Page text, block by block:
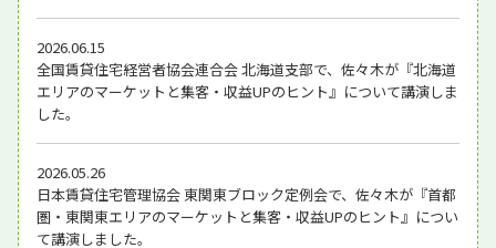
2026.06.15
全国賃貸住宅経営者協会連合会 北海道支部で、佐々木が『北海道
エリアのマーケットと集客・収益UPのヒント』について講演しま
した。
2026.05.26
日本賃貸住宅管理協会 東関東ブロック定例会で、佐々木が『首都
圏・東関東エリアのマーケットと集客・収益UPのヒント』につい
て講演しました。